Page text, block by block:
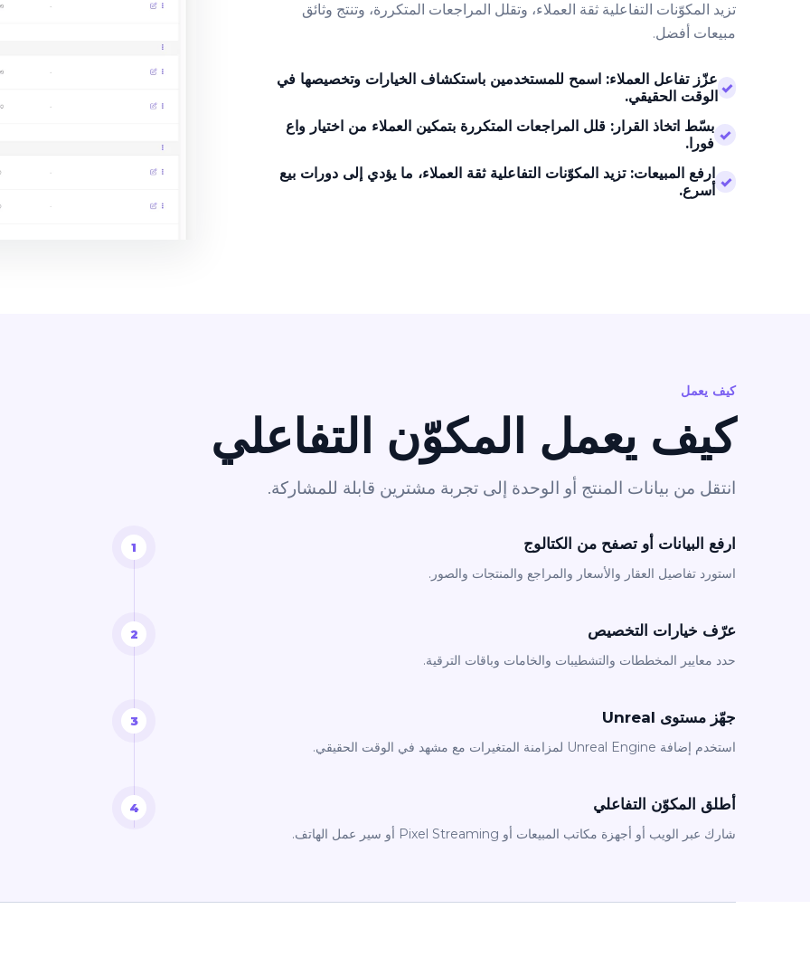
تزيد المكوّنات التفاعلية ثقة العملاء، وتقلل المراجعات المتكررة، وتنتج وثائق
مبيعات أفضل.
✓
عزّز تفاعل العملاء: اسمح للمستخدمين باستكشاف الخيارات وتخصيصها في
الوقت الحقيقي.
✓
بسّط اتخاذ القرار: قلل المراجعات المتكررة بتمكين العملاء من اختيار واع
فورا.
✓
ارفع المبيعات: تزيد المكوّنات التفاعلية ثقة العملاء، ما يؤدي إلى دورات بيع
أسرع.
كيف يعمل
كيف يعمل المكوّن التفاعلي
انتقل من بيانات المنتج أو الوحدة إلى تجربة مشترين قابلة للمشاركة.
ارفع البيانات أو تصفح من الكتالوج
استورد تفاصيل العقار والأسعار والمراجع والمنتجات والصور.
عرّف خيارات التخصيص
حدد معايير المخططات والتشطيبات والخامات وباقات الترقية.
جهّز مستوى Unreal
استخدم إضافة Unreal Engine لمزامنة المتغيرات مع مشهد في الوقت الحقيقي.
أطلق المكوّن التفاعلي
شارك عبر الويب أو أجهزة مكاتب المبيعات أو Pixel Streaming أو سير عمل الهاتف.